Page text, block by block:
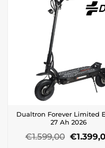
Dualtron Forever Limited
27 Ah 2026
€1.599,00 El
€